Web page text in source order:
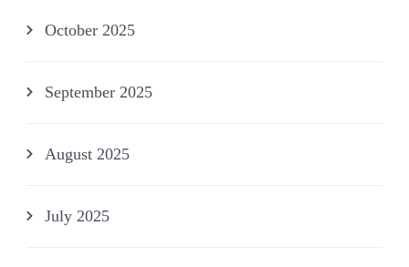
October 2025
September 2025
August 2025
July 2025